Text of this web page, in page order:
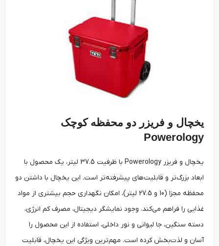
یخچال و فریزر دو محفظه کوچک
Powerology
یخچال و فریزر Powerology با ظرفیت 37.5 لیتر، یک محصول با
ابعاد بزرگ‌تر و قابلیت‌های پیشرفته‌تر است. این یخچال با داشتن دو
محفظه مجزا (10 و 27.5 لیتر)، امکان نگهداری حجم بیشتری از مواد
غذایی را فراهم می‌کند. وجود نمایشگر دیجیتال، مصرف کم انرژی،
دسته سنگین، جا لیوانی و نور داخلی، استفاده از این محصول را
آسان و لذت‌بخش کرده است. مهم‌ترین ویژگی این یخچال، قابلیت